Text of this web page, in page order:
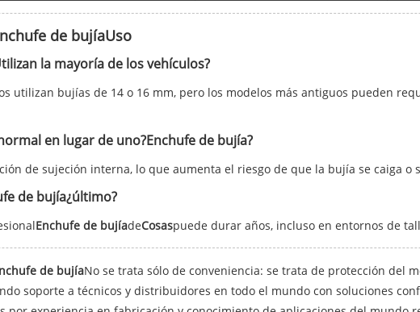
de bujíaUso
la mayoría de los vehículos?
utilizan bujías de 14 o 16 mm, pero los modelos más antiguos pueden
en lugar de uno?Enchufe de bujía?
de sujeción interna, lo que aumenta el riesgo de que la bujía se caiga o
de bujía¿último?
Enchufe de bujíadeCosaspuede durar años, incluso en entornos de
de bujíaNo se trata sólo de conveniencia: se trata de protección del
soporte a técnicos y distribuidores en todo el mundo con soluciones